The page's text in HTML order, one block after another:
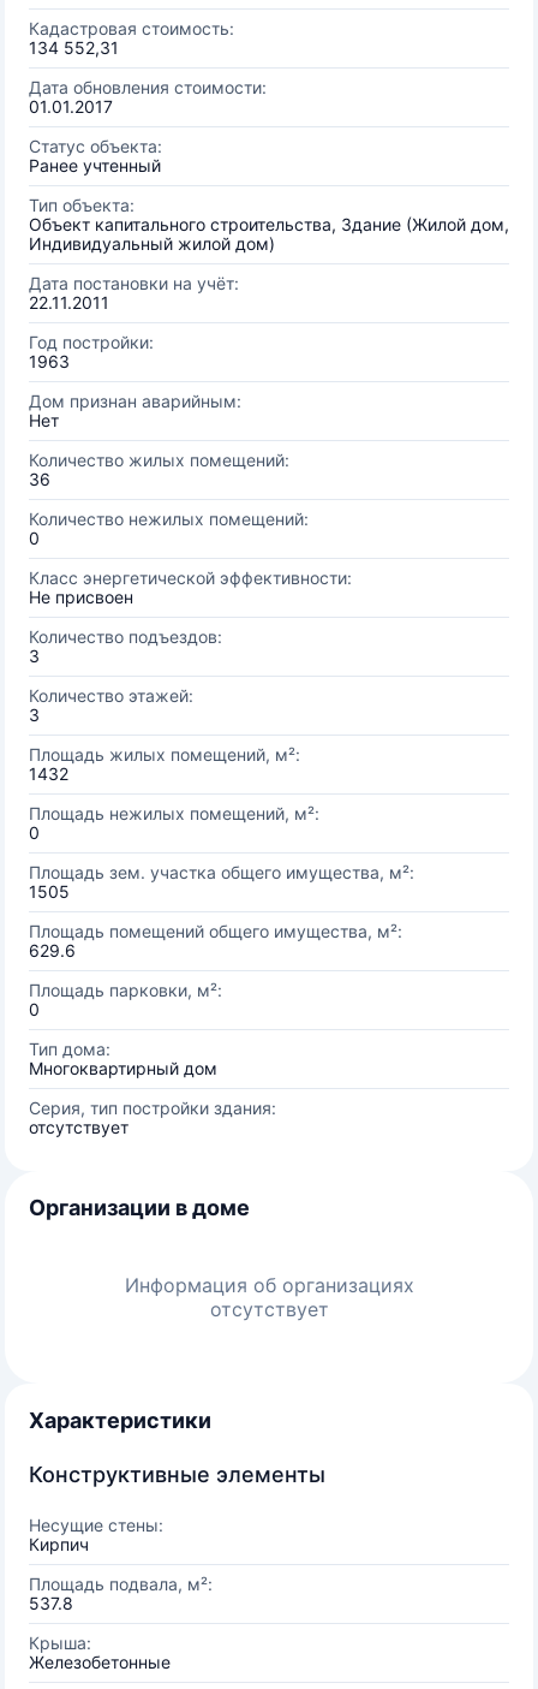
Кадастровая стоимость:
134 552,31
Дата обновления стоимости:
01.01.2017
Статус объекта:
Ранее учтенный
Тип объекта:
Объект капитального строительства, Здание (Жилой дом,
Индивидуальный жилой дом)
Дата постановки на учёт:
22.11.2011
Год постройки:
1963
Дом признан аварийным:
Нет
Количество жилых помещений:
36
Количество нежилых помещений:
0
Класс энергетической эффективности:
Не присвоен
Количество подъездов:
3
Количество этажей:
3
Площадь жилых помещений, м²:
1432
Площадь нежилых помещений, м²:
0
Площадь зем. участка общего имущества, м²:
1505
Площадь помещений общего имущества, м²:
629.6
Площадь парковки, м²:
0
Тип дома:
Многоквартирный дом
Серия, тип постройки здания:
отсутствует
Организации в доме
Информация об организациях
отсутствует
Характеристики
Конструктивные элементы
Несущие стены:
Кирпич
Площадь подвала, м²:
537.8
Крыша:
Железобетонные